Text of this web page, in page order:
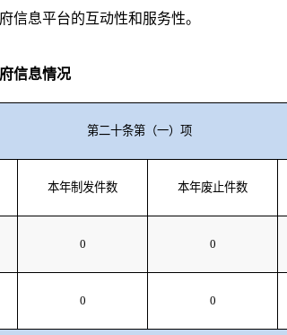
信息平台的互动性和服务性。
信息情况
第二十条第（一）项
本年制发件数 本年废止件数
0 0
0 0